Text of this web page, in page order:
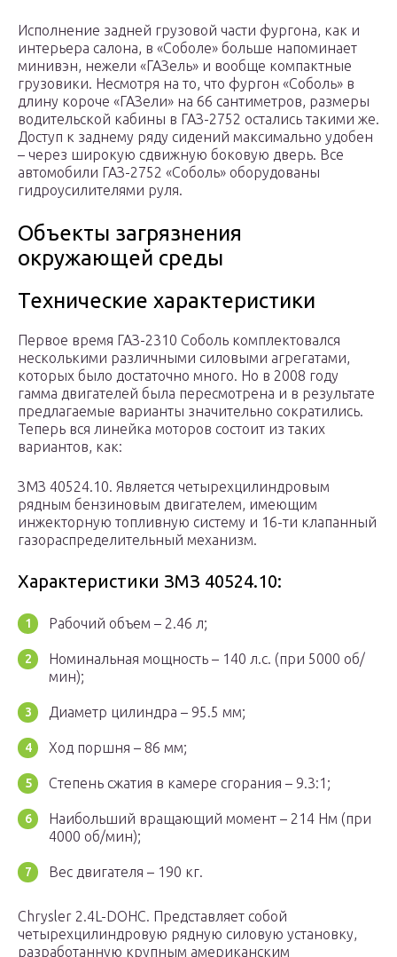
Исполнение задней грузовой части фургона, как и
интерьера салона, в «Соболе» больше напоминает
минивэн, нежели «ГАЗель» и вообще компактные
грузовики. Несмотря на то, что фургон «Соболь» в
длину короче «ГАЗели» на 66 сантиметров, размеры
водительской кабины в ГАЗ-2752 остались такими же.
Доступ к заднему ряду сидений максимально удобен
– через широкую сдвижную боковую дверь. Все
автомобили ГАЗ-2752 «Соболь» оборудованы
гидроусилителями руля.
Объекты загрязнения
окружающей среды
Технические характеристики
Первое время ГАЗ-2310 Соболь комплектовался
несколькими различными силовыми агрегатами,
которых было достаточно много. Но в 2008 году
гамма двигателей была пересмотрена и в результате
предлагаемые варианты значительно сократились.
Теперь вся линейка моторов состоит из таких
вариантов, как:
ЗМЗ 40524.10. Является четырехцилиндровым
рядным бензиновым двигателем, имеющим
инжекторную топливную систему и 16-ти клапанный
газораспределительный механизм.
Характеристики ЗМЗ 40524.10:
Рабочий объем – 2.46 л;
Номинальная мощность – 140 л.с. (при 5000 об/
мин);
Диаметр цилиндра – 95.5 мм;
Ход поршня – 86 мм;
Степень сжатия в камере сгорания – 9.3:1;
Наибольший вращающий момент – 214 Нм (при
4000 об/мин);
Вес двигателя – 190 кг.
Chrysler 2.4L-DOHC. Представляет собой
четырехцилиндровую рядную силовую установку,
разработанную крупным американским